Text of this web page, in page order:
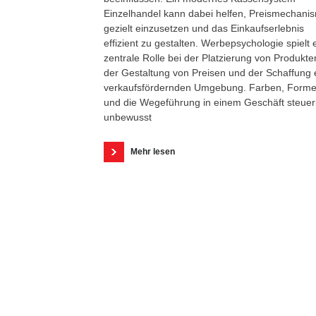
Einzelhandel kann dabei helfen,
gezielt einzusetzen und das Einkaufserlebnis
effizient zu gestalten. Werbepsychologie spielt
zentrale Rolle bei der Platzierung von
der Gestaltung von Preisen und der Schaffung
verkaufsfördernden Umgebung. Farben,
und die Wegeführung in einem Geschäft
unbewusst
Mehr lesen